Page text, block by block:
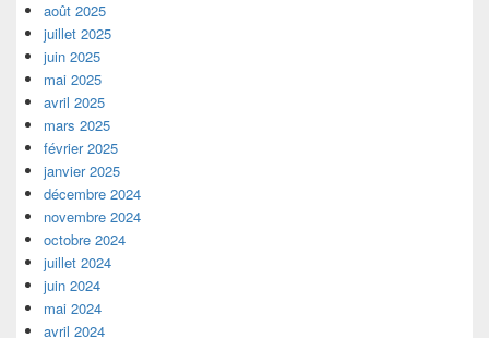
août 2025
juillet 2025
juin 2025
mai 2025
avril 2025
mars 2025
février 2025
janvier 2025
décembre 2024
novembre 2024
octobre 2024
juillet 2024
juin 2024
mai 2024
avril 2024